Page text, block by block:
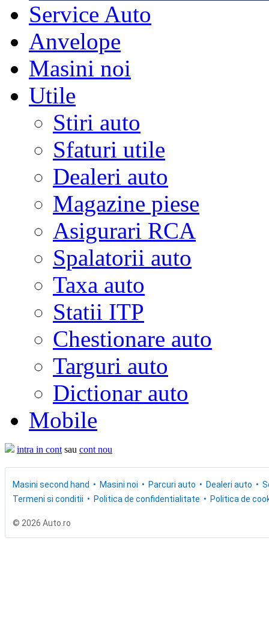
Service Auto
Anvelope
Masini noi
Utile
Stiri auto
Sfaturi utile
Dealeri auto
Magazine piese
Asigurari RCA
Spalatorii auto
Taxa auto
Statii ITP
Chestionare auto
Targuri auto
Dictionar auto
Mobile
intra in cont sau cont nou
Masini second hand Masini noi Parcuri auto Dealeri auto
Termeni si conditii
Politica de confidentialitate Politica de
© 2026 Auto.ro